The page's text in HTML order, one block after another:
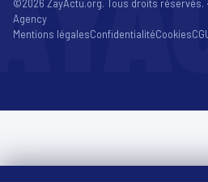
©2026 ZayActu.org. Tous droits réservés.
Agency
Mentions légalesConfidentialitéCookies